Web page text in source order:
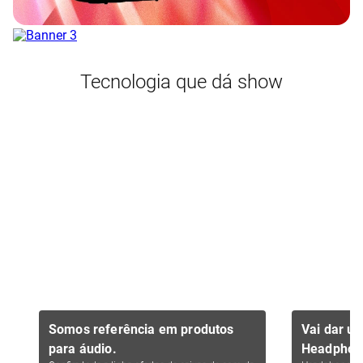
Tecnologia que dá show
Somos referência em produtos
para áudio.
Vai dar